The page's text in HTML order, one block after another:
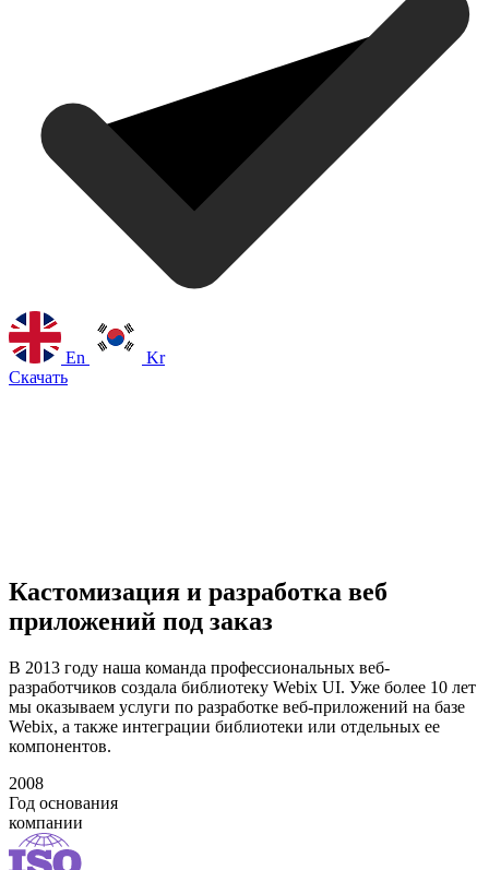
En
Kr
Скачать
Кастомизация и разработка веб
приложений под заказ
В 2013 году наша команда профессиональных веб-
разработчиков создала библиотеку Webix UI. Уже более 10 лет
мы оказываем услуги по разработке веб-приложений на базе
Webix, а также интеграции библиотеки или отдельных ее
компонентов.
2008
Год основания
компании